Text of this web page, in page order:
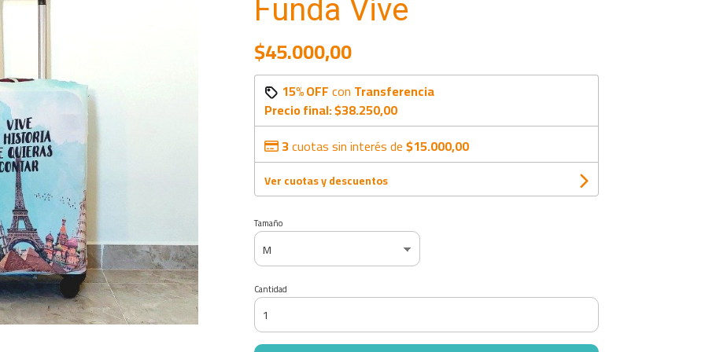
Funda Vive
$45.000,00
15% OFFcon Transferencia
Precio final:$38.250,00
3cuotas sin interés de$15.000,00
Ver cuotas y descuentos
Tamaño
Cantidad